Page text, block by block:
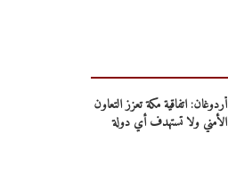
أردوغان: اتفاقية مكة تعزز التعاون
الأمني ولا تستهدف أي دولة